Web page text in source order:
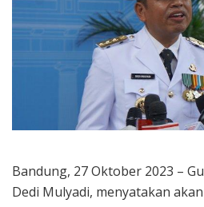
Bandung, 27 Oktober 2023 –
Dedi Mulyadi, menyatakan